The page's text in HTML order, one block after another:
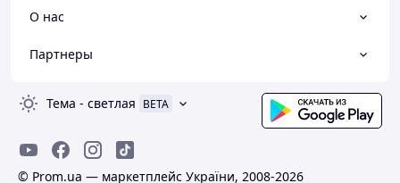
О нас
Партнеры
Тема - светлая BETA
© Prom.ua — маркетплейс України, 2008-2026